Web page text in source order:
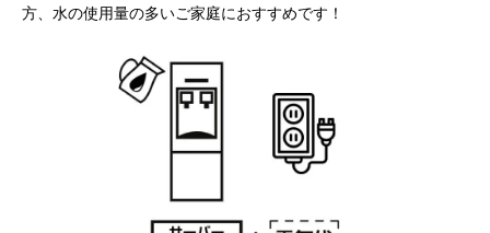
方、水の使用量の多いご家庭におすすめです！